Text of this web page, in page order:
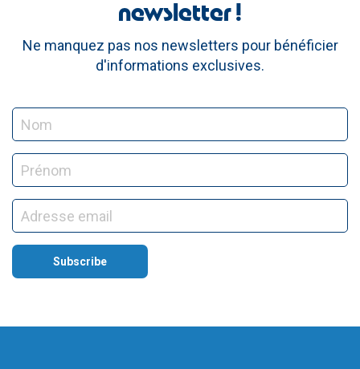
newsletter !
Ne manquez pas nos newsletters pour bénéficier
d'informations exclusives.